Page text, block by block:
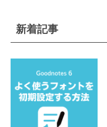
新着記事